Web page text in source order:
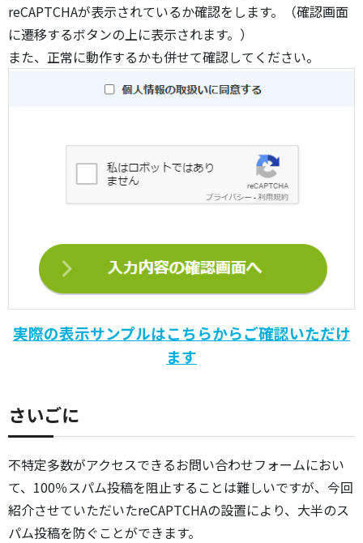
reCAPTCHAが表示されているか確認をします。（確認画面
に遷移するボタンの上に表示されます。）
また、正常に動作するかも併せて確認してください。
実際の表示サンプルはこちらからご確認いただけ
ます
さいごに
不特定多数がアクセスできるお問い合わせフォームにおい
て、100％スパム投稿を阻止することは難しいですが、今回
紹介させていただいたreCAPTCHAの設置により、大半のス
パム投稿を防ぐことができます。